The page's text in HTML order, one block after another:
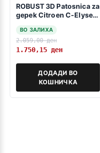
ROBUST 3D Patosnica za
gepek Citroen C-Elysee
ВО ЗАЛИХА
2.059,00ден
1.750,15 ден
ДОДАДИ ВО
КОШНИЧКА